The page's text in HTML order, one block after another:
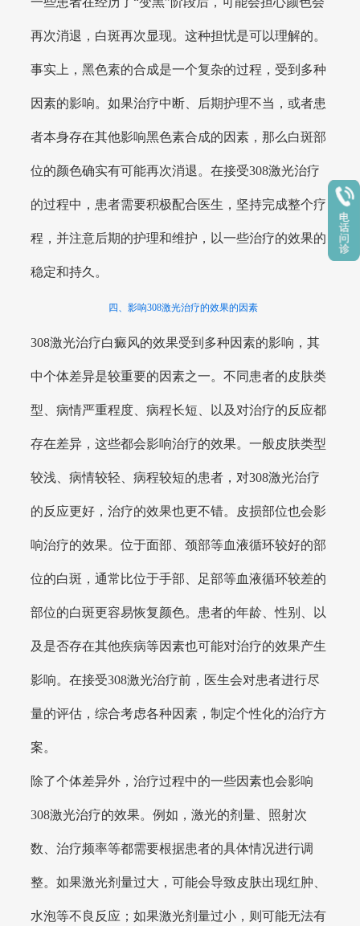
再次消退，白斑再次显现。这种担忧是可以理解的。
事实上，黑色素的合成是一个复杂的过程，受到多种
因素的影响。如果治疗中断、后期护理不当，或者患
者本身存在其他影响黑色素合成的因素，那么白斑部
位的颜色确实有可能再次消退。在接受308激光治疗
的过程中，患者需要积极配合医生，坚持完成整个疗
程，并注意后期的护理和维护，以一些治疗的效果的
稳定和持久。
四、影响308激光治疗的效果的因素
308激光治疗白癜风的效果受到多种因素的影响，其
中个体差异是较重要的因素之一。不同患者的皮肤类
型、病情严重程度、病程长短、以及对治疗的反应都
存在差异，这些都会影响治疗的效果。一般皮肤类型
较浅、病情较轻、病程较短的患者，对308激光治疗
的反应更好，治疗的效果也更不错。皮损部位也会影
响治疗的效果。位于面部、颈部等血液循环较好的部
位的白斑，通常比位于手部、足部等血液循环较差的
部位的白斑更容易恢复颜色。患者的年龄、性别、以
及是否存在其他疾病等因素也可能对治疗的效果产生
影响。在接受308激光治疗前，医生会对患者进行尽
量的评估，综合考虑各种因素，制定个性化的治疗方
案。
除了个体差异外，治疗过程中的一些因素也会影响
308激光治疗的效果。例如，激光的剂量、照射次
数、治疗频率等都需要根据患者的具体情况进行调
整。如果激光剂量过大，可能会导致皮肤出现红肿、
水泡等不良反应；如果激光剂量过小，则可能无法有